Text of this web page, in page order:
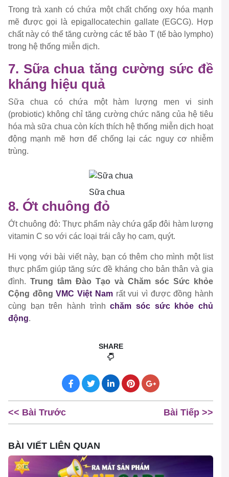
Trong trà xanh có chứa một chất chống oxy hóa mạnh
mẽ được gọi là epigallocatechin gallate (EGCG). Hợp
chất này có thể tăng cường các tế bào T (tế bào lympho)
trong hệ thống miễn dịch.
7. Sữa chua tăng cường sức đề
kháng hiệu quả
Sữa chua có chứa một hàm lượng men vi sinh
(probiotic) không chỉ tăng cường chức năng của hệ tiêu
hóa mà sữa chua còn kích thích hệ thống miễn dịch hoạt
động mạnh mẽ hơn để chống lại các nguy cơ nhiễm
trùng.
Sữa chua
8. Ớt chuông đỏ
Ớt chuông đỏ: Thực phẩm này chứa gấp đôi hàm lượng
vitamin C so với các loại trái cây họ cam, quýt.
Hi vọng với bài viết này, bạn có thêm cho mình một list
thực phẩm giúp tăng sức đề kháng cho bản thân và gia
đình. Trung tâm Đào Tạo và Chăm sóc Sức khỏe
Cộng đồngVMC Việt Namrất vui vì được đồng hành
cùng bạn trên hành trìnhchăm sóc sức khỏe chủ
động.
SHARE
<< Bài Trước Bài Tiếp >>
BÀI VIẾT LIÊN QUAN